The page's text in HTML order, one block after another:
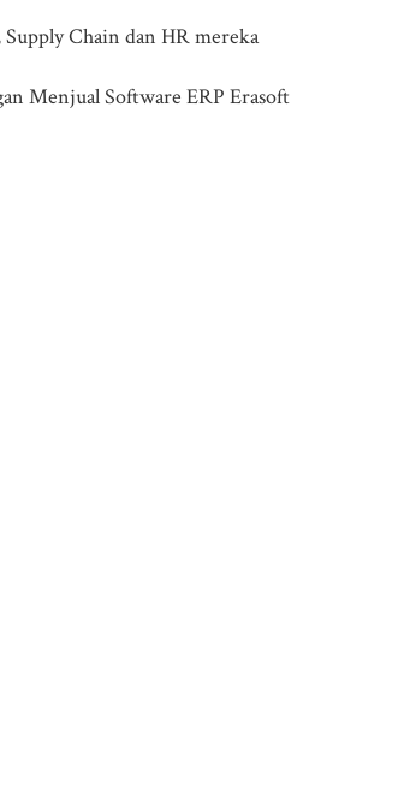
Chain dan HR mereka
Menjual Software ERP Erasoft